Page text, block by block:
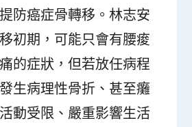
防癌症骨轉移。林志安
初期，可能只會有腰痠
的症狀，但若放任病程
生病理性骨折、甚至癱
動受限、嚴重影響生活